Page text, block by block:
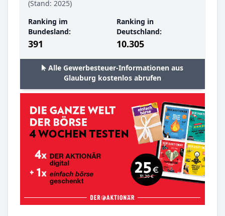
(Stand: 2025)
Ranking im
Bundesland:
391
Ranking in
Deutschland:
10.305
Alle Gewerbesteuer-Informationen aus
Glauburg kostenlos abrufen